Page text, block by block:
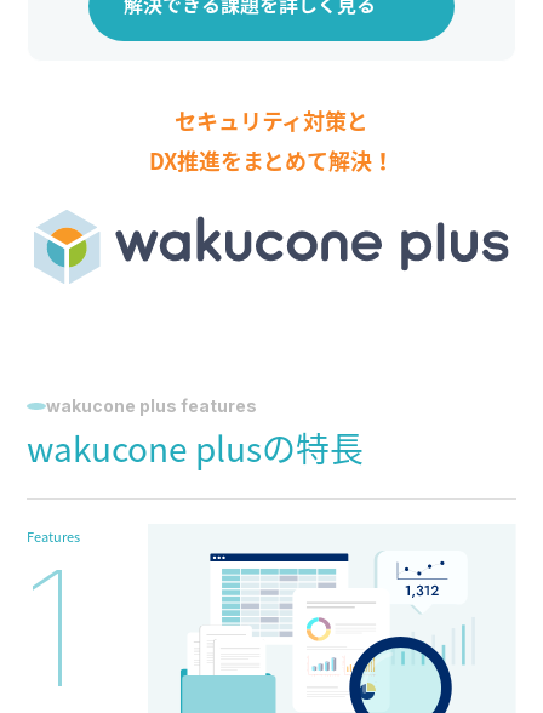
解決できる課題を詳しく見る
セキュリティ対策と
DX推進をまとめて解決！
wakucone plus features
wakucone plusの特長
Features
1